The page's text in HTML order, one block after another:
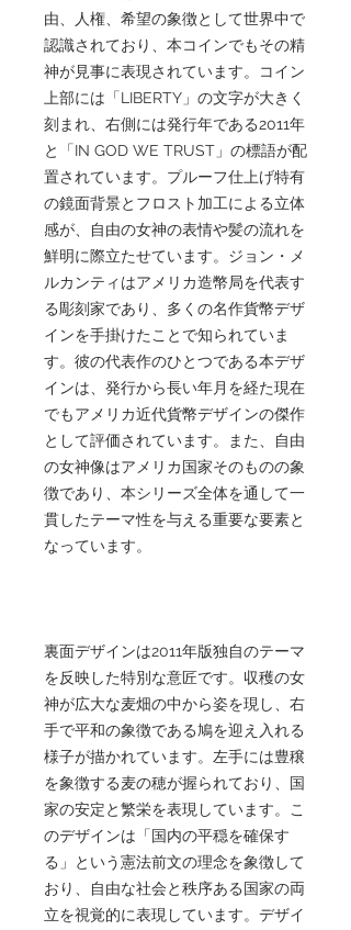
由、人権、希望の象徴として世界中で
認識されており、本コインでもその精
神が見事に表現されています。コイン
上部には「LIBERTY」の文字が大きく
刻まれ、右側には発行年である2011年
と「IN GOD WE TRUST」の標語が配
置されています。プルーフ仕上げ特有
の鏡面背景とフロスト加工による立体
感が、自由の女神の表情や髪の流れを
鮮明に際立たせています。ジョン・メ
ルカンティはアメリカ造幣局を代表す
る彫刻家であり、多くの名作貨幣デザ
インを手掛けたことで知られていま
す。彼の代表作のひとつである本デザ
インは、発行から長い年月を経た現在
でもアメリカ近代貨幣デザインの傑作
として評価されています。また、自由
の女神像はアメリカ国家そのものの象
徴であり、本シリーズ全体を通して一
貫したテーマ性を与える重要な要素と
なっています。
裏面デザインは2011年版独自のテーマ
を反映した特別な意匠です。収穫の女
神が広大な麦畑の中から姿を現し、右
手で平和の象徴である鳩を迎え入れる
様子が描かれています。左手には豊穣
を象徴する麦の穂が握られており、国
家の安定と繁栄を表現しています。こ
のデザインは「国内の平穏を確保す
る」という憲法前文の理念を象徴して
おり、自由な社会と秩序ある国家の両
立を視覚的に表現しています。デザイ